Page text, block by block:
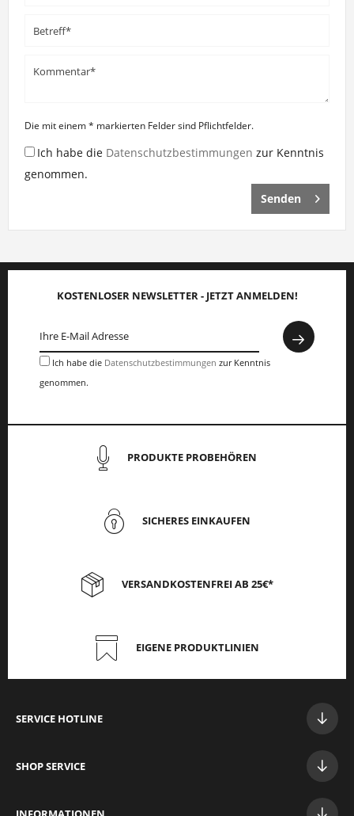
Die mit einem * markierten Felder sind Pflichtfelder.
Ich habe die Datenschutzbestimmungen zur Kenntnis
genommen.
Senden
KOSTENLOSER NEWSLETTER - JETZT ANMELDEN!
Ich habe die Datenschutzbestimmungen zur Kenntnis
genommen.
PRODUKTE PROBEHÖREN
SICHERES EINKAUFEN
VERSANDKOSTENFREI AB 25€*
EIGENE PRODUKTLINIEN
SERVICE HOTLINE
SHOP SERVICE